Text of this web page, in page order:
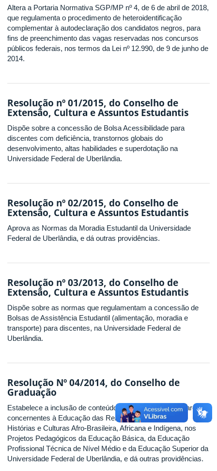
Altera a Portaria Normativa SGP/MP nº 4, de 6 de abril de 2018,
que regulamenta o procedimento de heteroidentificação
complementar à autodeclaração dos candidatos negros, para
fins de preenchimento das vagas reservadas nos concursos
públicos federais, nos termos da Lei nº 12.990, de 9 de junho de
2014.
Resolução nº 01/2015, do Conselho de
Extensão, Cultura e Assuntos Estudantis
Dispõe sobre a concessão de Bolsa Acessibilidade para
discentes com deficiência, transtornos globais do
desenvolvimento, altas habilidades e superdotação na
Universidade Federal de Uberlândia.
Resolução nº 02/2015, do Conselho de
Extensão, Cultura e Assuntos Estudantis
Aprova as Normas da Moradia Estudantil da Universidade
Federal de Uberlândia, e dá outras providências.
Resolução nº 03/2013, do Conselho de
Extensão, Cultura e Assuntos Estudantis
Dispõe sobre as normas que regulamentam a concessão de
Bolsas de Assistência Estudantil (alimentação, moradia e
transporte) para discentes, na Universidade Federal de
Uberlândia.
Resolução Nº 04/2014, do Conselho de
Graduação
Estabelece a inclusão de conteúdos e atividades curriculares
concernentes à Educação das Relações Étnico-raciais e
Histórias e Culturas Afro-Brasileira, Africana e Indígena, nos
Projetos Pedagógicos da Educação Básica, da Educação
Profissional Técnica de Nível Médio e da Educação Superior da
Universidade Federal de Uberlândia, e dá outras providências.